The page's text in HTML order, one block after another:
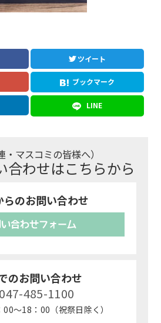
ツイート
ブックマーク
LINE
・マスコミの皆様へ）
合わせはこちらから
らのお問い合わせ
合わせフォーム
のお問い合わせ
485-1100
～18：00（祝祭日除く）